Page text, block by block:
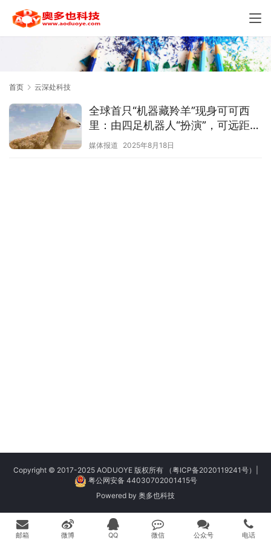
首页 云深处科技
全球首只“机器藏羚羊”现身可可西
里：由四足机器人“扮演”，可远距离
观测藏羚羊行为
媒体报道 2025年8月18日
Copyright © 2017-2025 AODUOYE 版权所有 （粤ICP备2020119241号）
粤公网安备 44030702001415号
Powered by 奥多也科技
邮箱 微博 QQ 微信 公众号 电话